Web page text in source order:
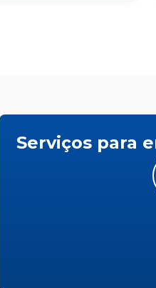
Serviços para